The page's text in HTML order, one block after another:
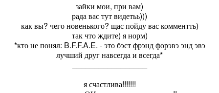
зайки мои, при вам)
рада вас тут видетьь)))
как вы? чего новенького? щас пойду вас комментть)
так что ждите) я норм)
*кто не понял: B.F.F.A.E. - это бэст фрэнд форэвэ энд эвэ
лучший друг навсегда и всегда*
я счастлива!!!!!!!